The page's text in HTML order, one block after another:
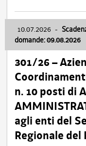
10.07.2026 -
domande: 09.08.2026
301/26 –
n. 10 posti di
agli enti del
Regionale del